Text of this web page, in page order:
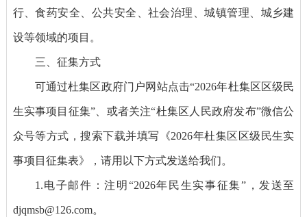
行、食药安全、公共安全、社会治理、城镇管理、城乡建
设等领域的项目。
三、征集方式
可通过杜集区政府门户网站点击“2026年杜集区区级民
生实事项目征集”、或者关注“杜集区人民政府发布”微信公
众号等方式，搜索下载并填写《2026年杜集区区级民生实
事项目征集表》，请用以下方式发送给我们。
1.电子邮件：注明“2026年民生实事征集”，发送至
djqmsb@126.com。